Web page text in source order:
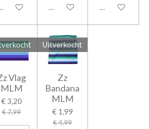
winkelwagen In winkelwagen In
Vlag
MLM
€ 3,20
€ 7,99
Uitverkocht
Zz
Bandana
MLM
€ 1,99
€ 4,99